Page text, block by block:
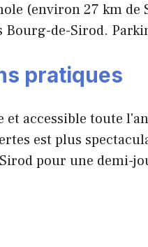
(environ 27 km de
de-Sirod.
pratiques
et accessible toute
est plus
pour une demi-